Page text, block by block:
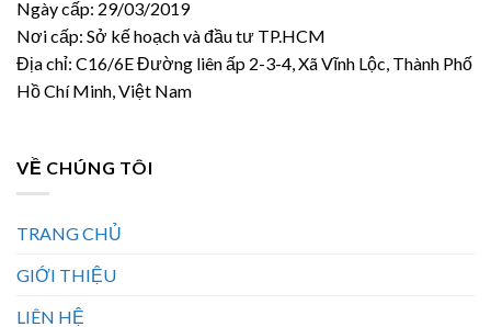
Ngày cấp: 29/03/2019
Nơi cấp: Sở kế hoạch và đầu tư TP.HCM
Địa chỉ: C16/6E Đường liên ấp 2-3-4, Xã Vĩnh Lộc, Thành Phố
Hồ Chí Minh, Việt Nam
VỀ CHÚNG TÔI
TRANG CHỦ
GIỚI THIỆU
LIÊN HỆ